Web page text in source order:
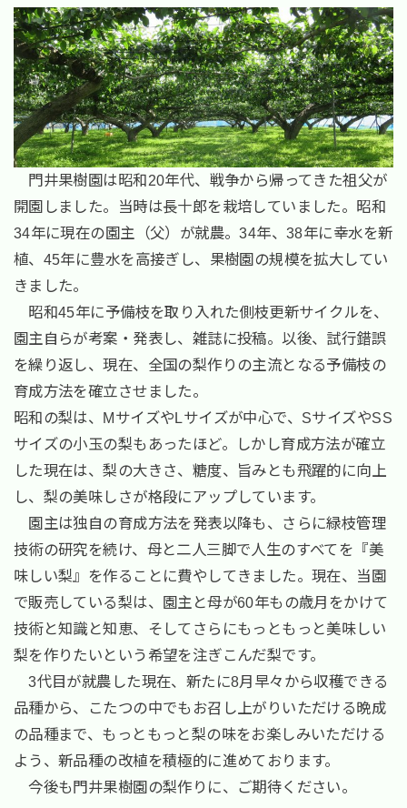
門井果樹園は昭和20年代、戦争から帰ってきた祖父が
開園しました。当時は長十郎を栽培していました。昭和
34年に現在の園主（父）が就農。34年、38年に幸水を新
植、45年に豊水を高接ぎし、果樹園の規模を拡大してい
きました。
昭和45年に予備枝を取り入れた側枝更新サイクルを、
園主自らが考案・発表し、雑誌に投稿。以後、試行錯誤
を繰り返し、現在、全国の梨作りの主流となる予備枝の
育成方法を確立させました。
昭和の梨は、MサイズやLサイズが中心で、SサイズやSS
サイズの小玉の梨もあったほど。しかし育成方法が確立
した現在は、梨の大きさ、糖度、旨みとも飛躍的に向上
し、梨の美味しさが格段にアップしています。
園主は独自の育成方法を発表以降も、さらに緑枝管理
技術の研究を続け、母と二人三脚で人生のすべてを『美
味しい梨』を作ることに費やしてきました。現在、当園
で販売している梨は、園主と母が60年もの歳月をかけて
技術と知識と知恵、そしてさらにもっともっと美味しい
梨を作りたいという希望を注ぎこんだ梨です。
3代目が就農した現在、新たに8月早々から収穫できる
品種から、こたつの中でもお召し上がりいただける晩成
の品種まで、もっともっと梨の味をお楽しみいただける
よう、新品種の改植を積極的に進めております。
今後も門井果樹園の梨作りに、ご期待ください。